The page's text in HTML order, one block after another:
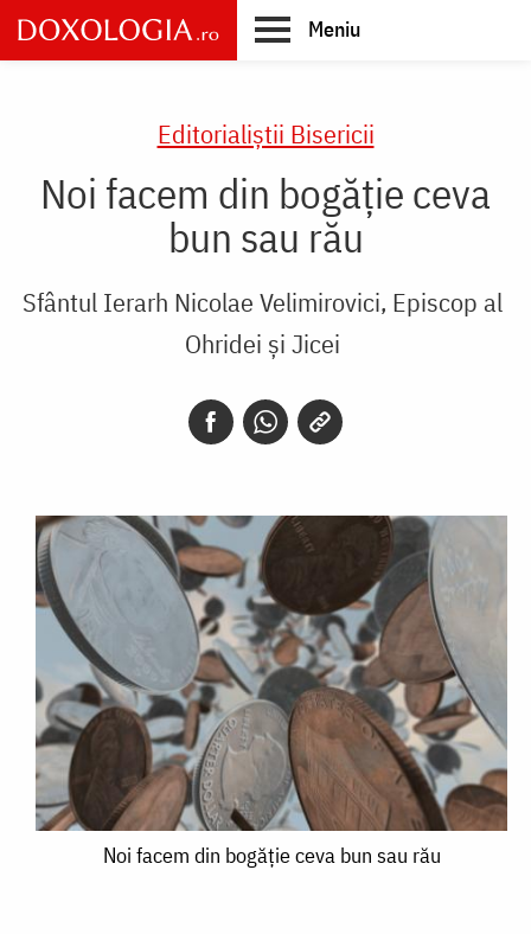
Skip
to
main
Meniu
Editorialiștii Bisericii
Noi facem din bogăție ceva
bun sau rău
Sfântul Ierarh Nicolae Velimirovici, Episcop al
Ohridei și Jicei
Noi facem din bogăție ceva bun sau rău